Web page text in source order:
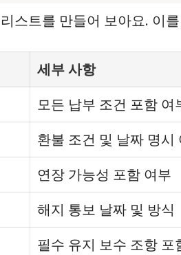
스트를 만들어 보아요. 이
세부 사항
모든 납부 조건 포함 여
환불 조건 및 날짜 명시
연장 가능성 포함 여부
해지 통보 날짜 및 방식
필수 유지 보수 조항 포